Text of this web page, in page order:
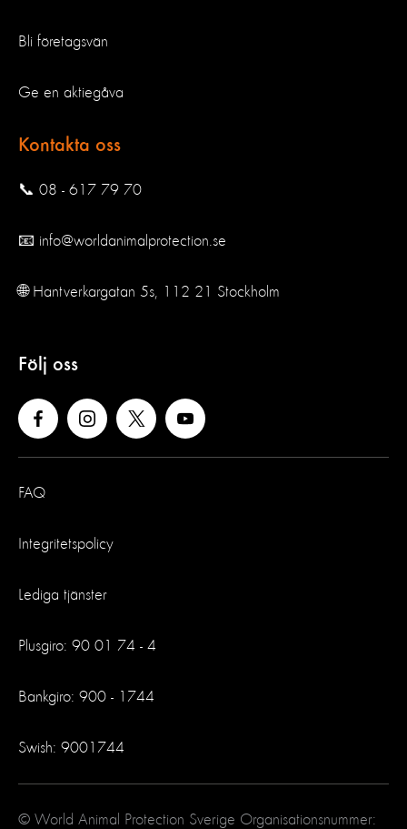
Bli företagsvän
Ge en aktiegåva
Kontakta oss
📞 08 - 617 79 70
📧 info@worldanimalprotection.se
🌐 Hantverkargatan 5s, 112 21 Stockholm
Följ oss
FAQ
Integritetspolicy
Lediga tjänster
Plusgiro: 90 01 74 - 4
Bankgiro: 900 - 1744
Swish: 9001744
© World Animal Protection Sverige Organisationsnummer: